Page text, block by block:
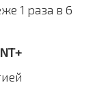
1 раза в 6